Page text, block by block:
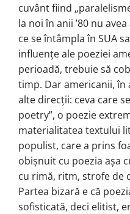
cuvânt fiind
la noi în anii ’80 nu
ce se întâmpla în SUA
influențe ale poeziei
perioadă, trebuie să
timp. Dar americanii, în
alte direcții: ceva care
poetry”, o poezie
materialitatea textului
populist, care a prins
obișnuit cu poezia așa
cu rimă, ritm, strofe de
Partea bizară e că
sofisticată, deci elitist,